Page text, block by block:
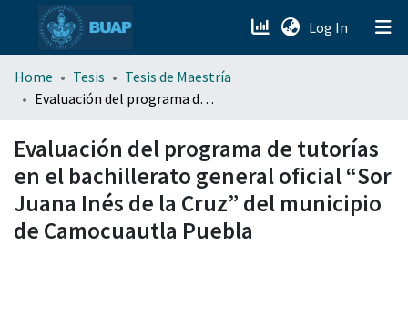
Log In (current)
menu.section.about_menu
Home Tesis
Tesis de Maestría
Evaluación del programa de tutorías en el bachillerato general oficial “Sor Juana Inés de la Cruz” del municipio de Camocuautla Puebla
Evaluación del programa de tutorías
en el bachillerato general oficial “Sor
Juana Inés de la Cruz” del municipio
de Camocuautla Puebla